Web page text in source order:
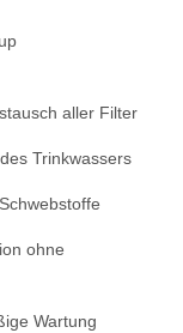
aller Filter
Trinkwassers
ohne
Wartung